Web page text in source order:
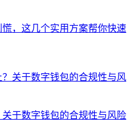
，这几个实用方案帮你快速
于数字钱包的合规性与风险